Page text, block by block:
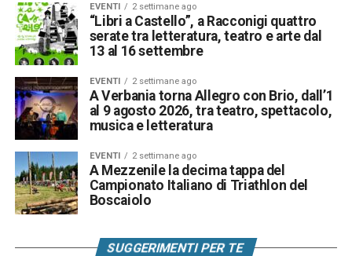
EVENTI 2 settimane ago
“Libri a Castello”, a Racconigi quattro
serate tra letteratura, teatro e arte dal
13 al 16 settembre
EVENTI 2 settimane ago
A Verbania torna Allegro con Brio, dall’1
al 9 agosto 2026, tra teatro, spettacolo,
musica e letteratura
EVENTI 2 settimane ago
A Mezzenile la decima tappa del
Campionato Italiano di Triathlon del
Boscaiolo
SUGGERIMENTI PER TE